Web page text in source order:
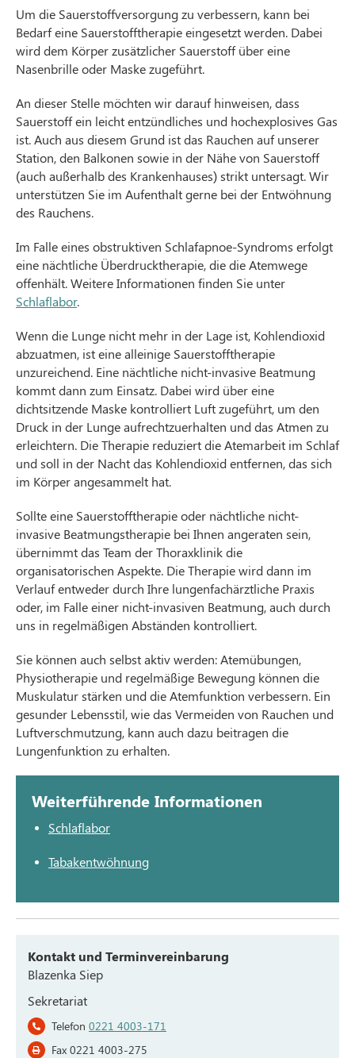
Um die Sauerstoffversorgung zu verbessern, kann bei
Bedarf eine Sauerstofftherapie eingesetzt werden. Dabei
wird dem Körper zusätzlicher Sauerstoff über eine
Nasenbrille oder Maske zugeführt.
An dieser Stelle möchten wir darauf hinweisen, dass
Sauerstoff ein leicht entzündliches und hochexplosives Gas
ist. Auch aus diesem Grund ist das Rauchen auf unserer
Station, den Balkonen sowie in der Nähe von Sauerstoff
(auch außerhalb des Krankenhauses) strikt untersagt. Wir
unterstützen Sie im Aufenthalt gerne bei der Entwöhnung
des Rauchens.
Im Falle eines obstruktiven Schlafapnoe-Syndroms erfolgt
eine nächtliche Überdrucktherapie, die die Atemwege
offenhält. Weitere Informationen finden Sie unter
Schlaflabor.
Wenn die Lunge nicht mehr in der Lage ist, Kohlendioxid
abzuatmen, ist eine alleinige Sauerstofftherapie
unzureichend. Eine nächtliche nicht-invasive Beatmung
kommt dann zum Einsatz. Dabei wird über eine
dichtsitzende Maske kontrolliert Luft zugeführt, um den
Druck in der Lunge aufrechtzuerhalten und das Atmen zu
erleichtern. Die Therapie reduziert die Atemarbeit im Schlaf
und soll in der Nacht das Kohlendioxid entfernen, das sich
im Körper angesammelt hat.
Sollte eine Sauerstofftherapie oder nächtliche nicht-
invasive Beatmungstherapie bei Ihnen angeraten sein,
übernimmt das Team der Thoraxklinik die
organisatorischen Aspekte. Die Therapie wird dann im
Verlauf entweder durch Ihre lungenfachärztliche Praxis
oder, im Falle einer nicht-invasiven Beatmung, auch durch
uns in regelmäßigen Abständen kontrolliert.
Sie können auch selbst aktiv werden: Atemübungen,
Physiotherapie und regelmäßige Bewegung können die
Muskulatur stärken und die Atemfunktion verbessern. Ein
gesunder Lebensstil, wie das Vermeiden von Rauchen und
Luftverschmutzung, kann auch dazu beitragen die
Lungenfunktion zu erhalten.
Weiterführende Informationen
Schlaflabor
Tabakentwöhnung
Kontakt und Terminvereinbarung
Blazenka Siep
Sekretariat
Telefon 0221 4003-171
Fax 0221 4003-275